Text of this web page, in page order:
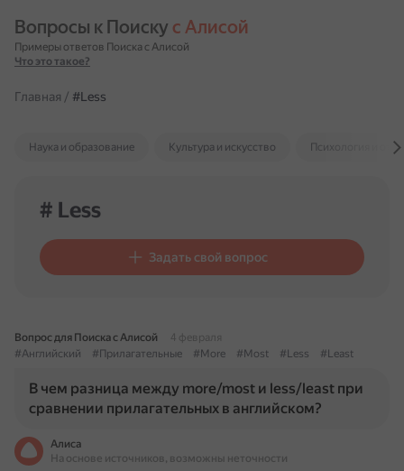
Вопросы к Поиску с Алисой
Примеры ответов Поиска с Алисой
Что это такое?
Главная / #Less
Наука и образование Культура и искусство Психология и
# Less
Задать свой вопрос
Вопрос для Поиска с Алисой
4 февраля
#Английский
#Прилагательные #More #Most #Less #Least
В чем разница между more/most и less/least при
сравнении прилагательных в английском?
Алиса
На основе источников, возможны неточности